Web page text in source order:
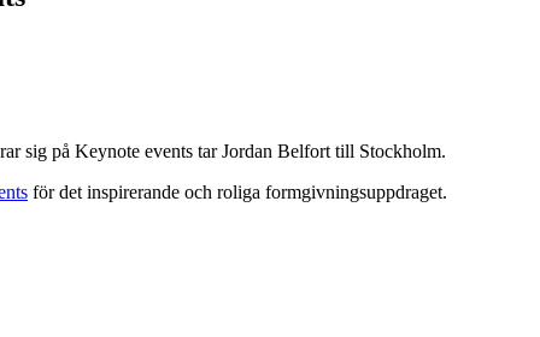
sig på Keynote events tar Jordan Belfort till Stockholm.
för det inspirerande och roliga formgivningsuppdraget.